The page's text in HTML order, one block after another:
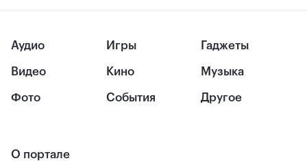
Аудио
Видео
Фото
Игры
Кино
События
Гаджеты
Музыка
Другое
О портале